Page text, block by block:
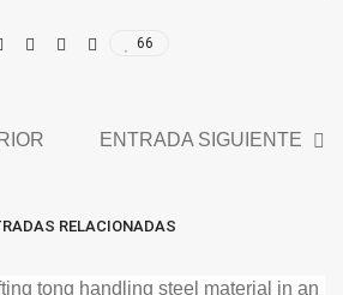
66
ENTRADA SIGUIENTE
RELACIONADAS